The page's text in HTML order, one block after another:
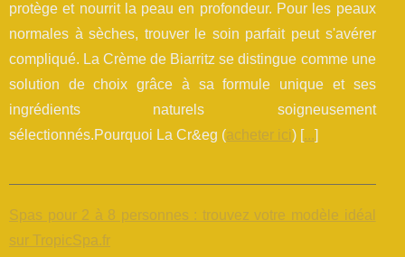
protège et nourrit la peau en profondeur. Pour les peaux
normales à sèches, trouver le soin parfait peut s'avérer
compliqué. La Crème de Biarritz se distingue comme une
solution de choix grâce à sa formule unique et ses
ingrédients naturels soigneusement
sélectionnés.Pourquoi La Cr&eg (acheter ici) [...]
Spas pour 2 à 8 personnes : trouvez votre modèle idéal
sur TropicSpa.fr